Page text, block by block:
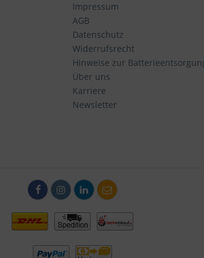
Impressum
AGB
Datenschutz
Widerrufsrecht
Hinweise zur
Über uns
Karriere
Newsletter